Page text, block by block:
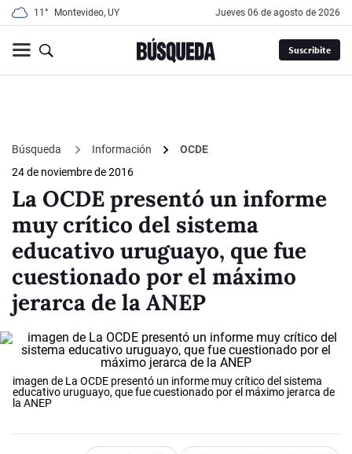
11° Montevideo, UY jueves 06 de agosto de 2026
Suscribite
Búsqueda Información
OCDE
24 de noviembre de 2016
La OCDE presentó un informe
muy crítico del sistema
educativo uruguayo, que fue
cuestionado por el máximo
jerarca de la ANEP
imagen de La OCDE presentó un informe muy crítico del sistema
educativo uruguayo, que fue cuestionado por el máximo jerarca de
la ANEP